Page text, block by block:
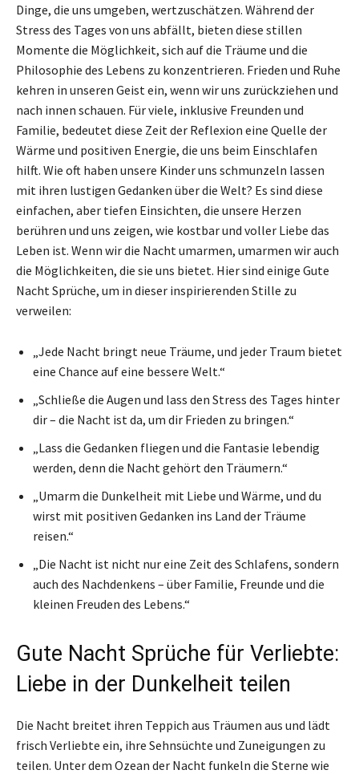
Dinge, die uns umgeben, wertzuschätzen. Während der
Stress des Tages von uns abfällt, bieten diese stillen
Momente die Möglichkeit, sich auf die Träume und die
Philosophie des Lebens zu konzentrieren. Frieden und Ruhe
kehren in unseren Geist ein, wenn wir uns zurückziehen und
nach innen schauen. Für viele, inklusive Freunden und
Familie, bedeutet diese Zeit der Reflexion eine Quelle der
Wärme und positiven Energie, die uns beim Einschlafen
hilft. Wie oft haben unsere Kinder uns schmunzeln lassen
mit ihren lustigen Gedanken über die Welt? Es sind diese
einfachen, aber tiefen Einsichten, die unsere Herzen
berühren und uns zeigen, wie kostbar und voller Liebe das
Leben ist. Wenn wir die Nacht umarmen, umarmen wir auch
die Möglichkeiten, die sie uns bietet. Hier sind einige Gute
Nacht Sprüche, um in dieser inspirierenden Stille zu
verweilen:
„Jede Nacht bringt neue Träume, und jeder Traum bietet
eine Chance auf eine bessere Welt.“
„Schließe die Augen und lass den Stress des Tages hinter
dir – die Nacht ist da, um dir Frieden zu bringen.“
„Lass die Gedanken fliegen und die Fantasie lebendig
werden, denn die Nacht gehört den Träumern.“
„Umarm die Dunkelheit mit Liebe und Wärme, und du
wirst mit positiven Gedanken ins Land der Träume
reisen.“
„Die Nacht ist nicht nur eine Zeit des Schlafens, sondern
auch des Nachdenkens – über Familie, Freunde und die
kleinen Freuden des Lebens.“
Gute Nacht Sprüche für Verliebte:
Liebe in der Dunkelheit teilen
Die Nacht breitet ihren Teppich aus Träumen aus und lädt
frisch Verliebte ein, ihre Sehnsüchte und Zuneigungen zu
teilen. Unter dem Ozean der Nacht funkeln die Sterne wie